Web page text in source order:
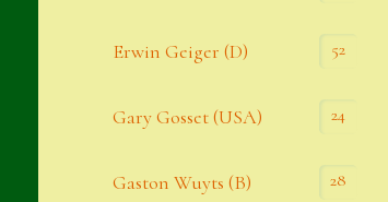
Erwin Geiger (D) 52
Gary Gosset (USA) 24
Gaston Wuyts (B) 28